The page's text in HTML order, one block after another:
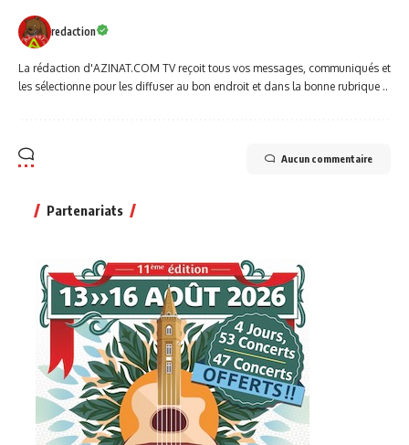
redaction
La rédaction d'AZINAT.COM TV reçoit tous vos messages, communiqués et
les sélectionne pour les diffuser au bon endroit et dans la bonne rubrique ..
Aucun commentaire
Partenariats